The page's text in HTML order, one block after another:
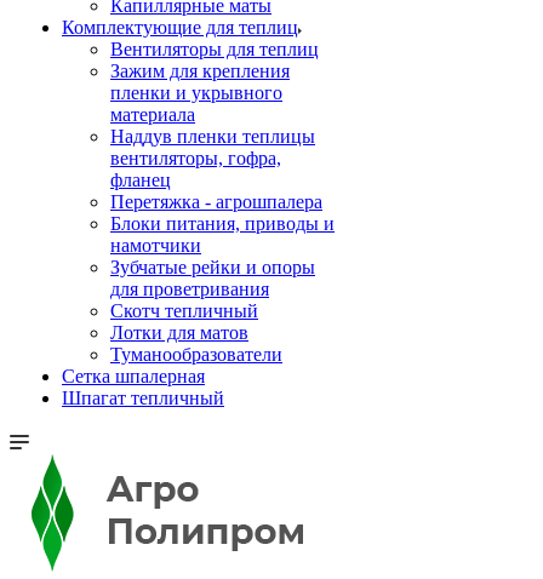
Капиллярные маты
Комплектующие для теплиц
Вентиляторы для теплиц
Зажим для крепления
пленки и укрывного
материала
Наддув пленки теплицы
вентиляторы, гофра,
фланец
Перетяжка - агрошпалера
Блоки питания, приводы и
намотчики
Зубчатые рейки и опоры
для проветривания
Скотч тепличный
Лотки для матов
Туманообразователи
Сетка шпалерная
Шпагат тепличный